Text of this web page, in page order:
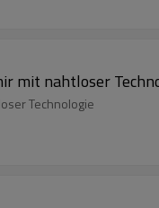
mit nahtloser
Technologie